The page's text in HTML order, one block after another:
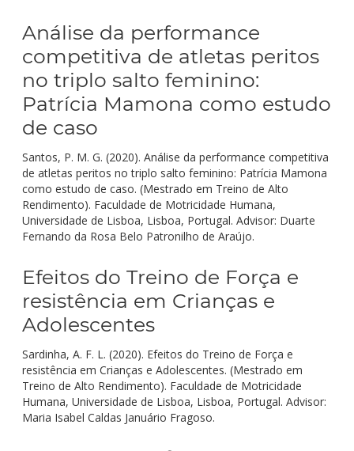
Análise da performance
competitiva de atletas peritos
no triplo salto feminino:
Patrícia Mamona como estudo
de caso
Santos, P. M. G. (2020). Análise da performance competitiva
de atletas peritos no triplo salto feminino: Patrícia Mamona
como estudo de caso. (Mestrado em Treino de Alto
Rendimento). Faculdade de Motricidade Humana,
Universidade de Lisboa, Lisboa, Portugal. Advisor: Duarte
Fernando da Rosa Belo Patronilho de Araújo.
Efeitos do Treino de Força e
resistência em Crianças e
Adolescentes
Sardinha, A. F. L. (2020). Efeitos do Treino de Força e
resistência em Crianças e Adolescentes. (Mestrado em
Treino de Alto Rendimento). Faculdade de Motricidade
Humana, Universidade de Lisboa, Lisboa, Portugal. Advisor:
Maria Isabel Caldas Januário Fragoso.